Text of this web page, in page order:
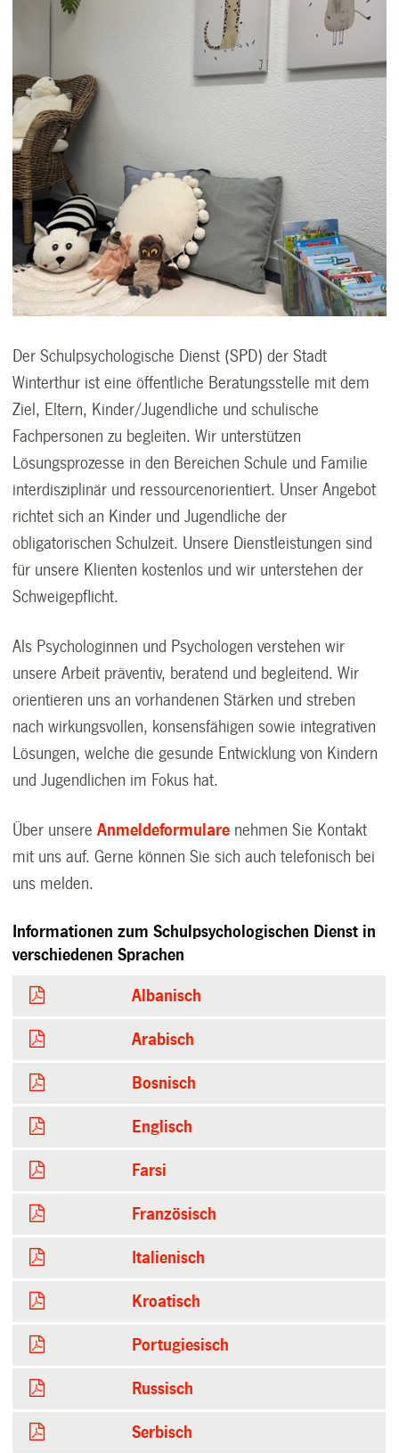
Der Schulpsychologische Dienst (SPD) der Stadt
Winterthur ist eine öffentliche Beratungsstelle mit dem
Ziel, Eltern, Kinder/Jugendliche und schulische
Fachpersonen zu begleiten. Wir unterstützen
Lösungsprozesse in den Bereichen Schule und Familie
interdisziplinär und ressourcenorientiert. Unser Angebot
richtet sich an Kinder und Jugendliche der
obligatorischen Schulzeit. Unsere Dienstleistungen sind
für unsere Klienten kostenlos und wir unterstehen der
Schweigepflicht.
Als Psychologinnen und Psychologen verstehen wir
unsere Arbeit präventiv, beratend und begleitend. Wir
orientieren uns an vorhandenen Stärken und streben
nach wirkungsvollen, konsensfähigen sowie integrativen
Lösungen, welche die gesunde Entwicklung von Kindern
und Jugendlichen im Fokus hat.
Über unsereAnmeldeformulare nehmen Sie Kontakt
mit uns auf. Gerne können Sie sich auch telefonisch bei
uns melden.
Informationen zum Schulpsychologischen Dienst in
verschiedenen Sprachen
Albanisch
Arabisch
Bosnisch
Englisch
Farsi
Französisch
Italienisch
Kroatisch
Portugiesisch
Russisch
Serbisch